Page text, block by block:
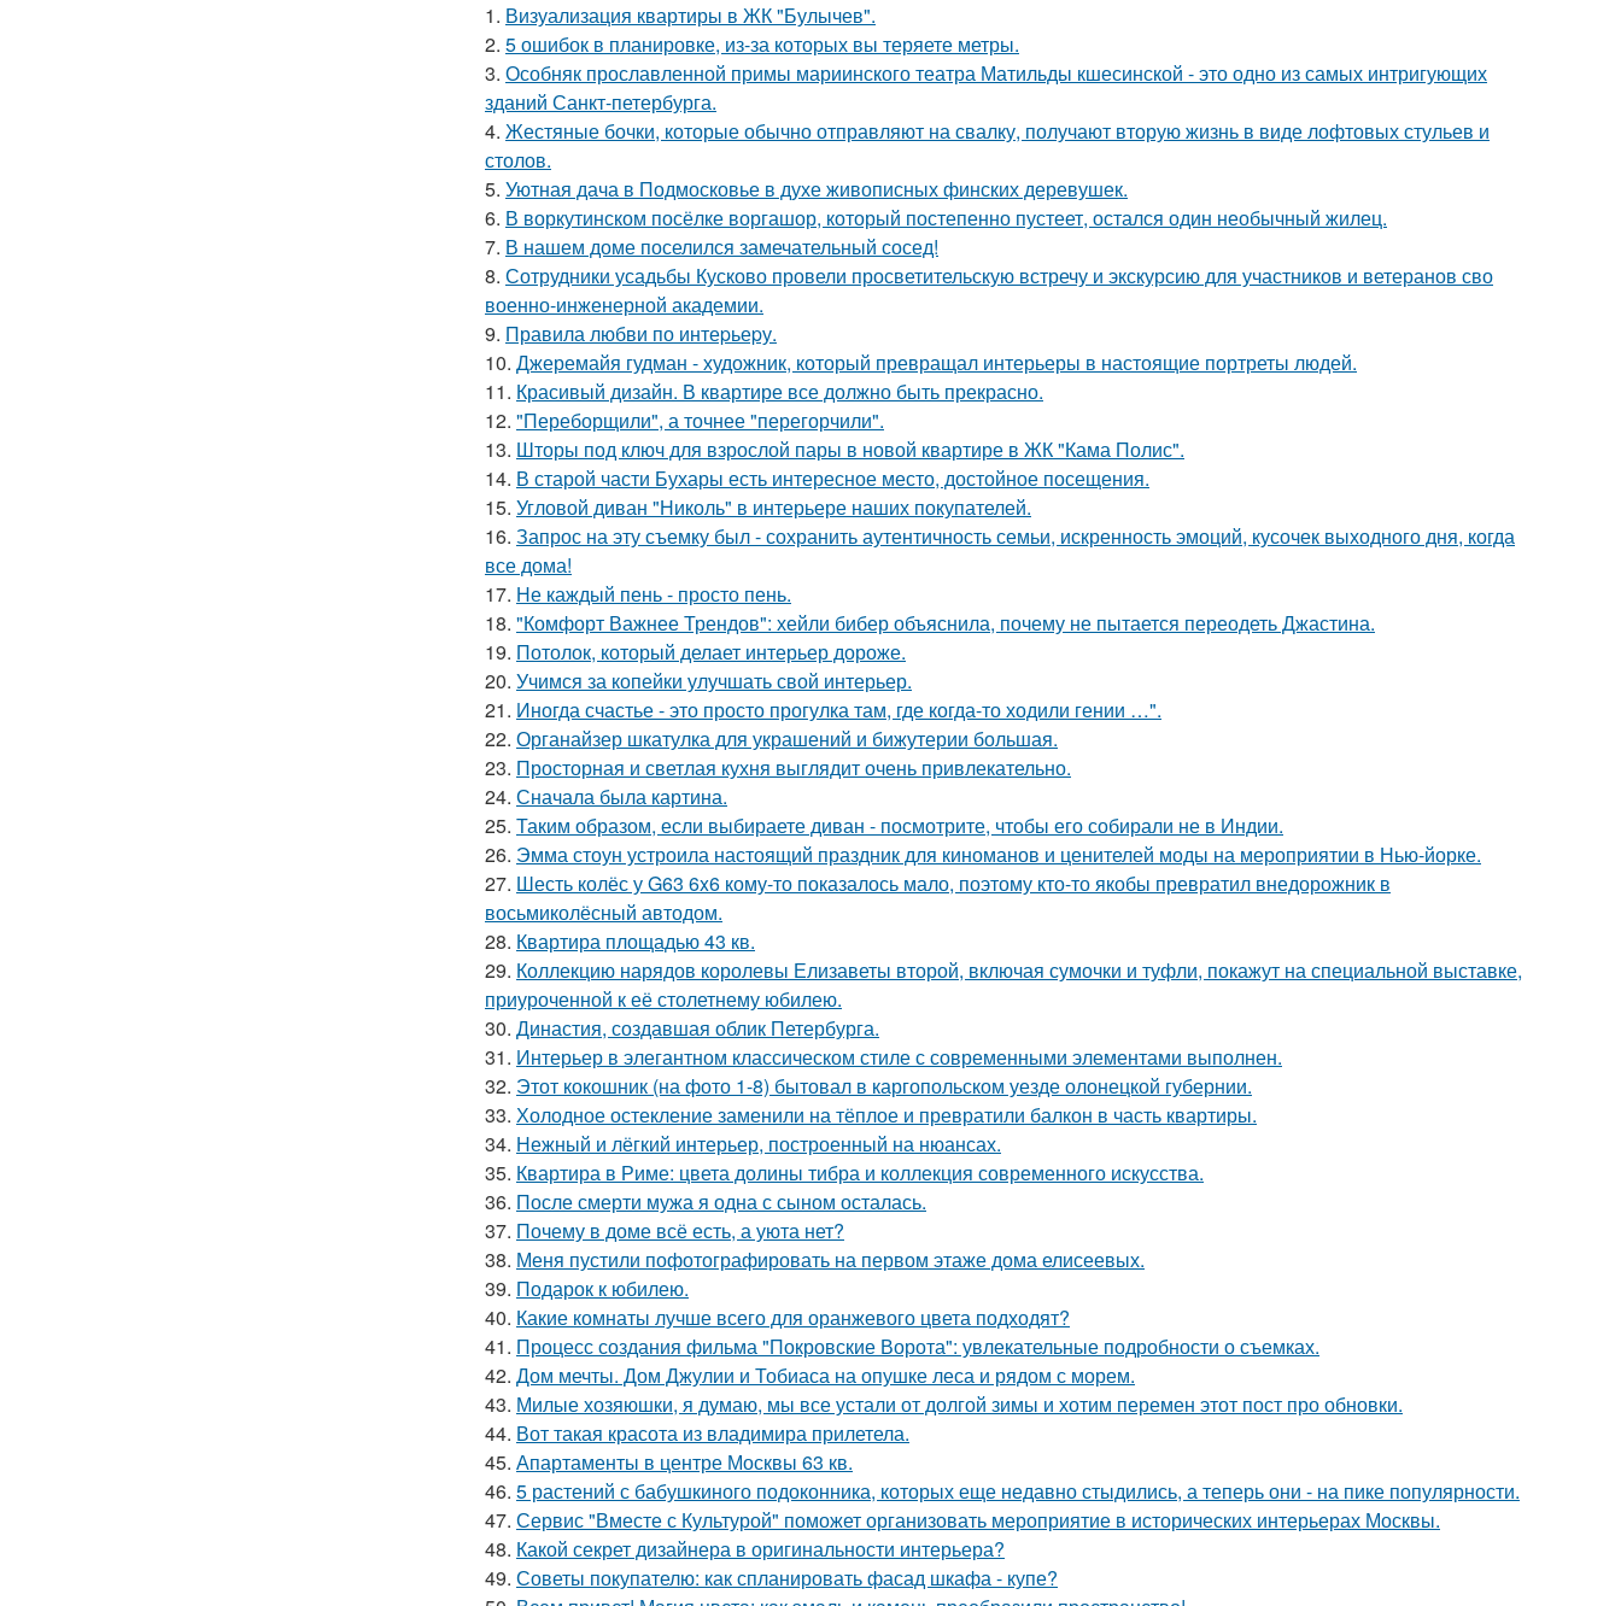
1. Визуализация квартиры в ЖК "Булычев".
2. 5 ошибок в планировке, из-за которых вы теряете метры.
3. Особняк прославленной примы мариинского театра Матильды кшесинской - это одно из самых интригующих
зданий Санкт-петербурга.
4. Жестяные бочки, которые обычно отправляют на свалку, получают вторую жизнь в виде лофтовых стульев и
столов.
5. Уютная дача в Подмосковье в духе живописных финских деревушек.
6. В воркутинском посёлке воргашор, который постепенно пустеет, остался один необычный жилец.
7. В нашем доме поселился замечательный сосед!
8. Сотрудники усадьбы Кусково провели просветительскую встречу и экскурсию для участников и ветеранов сво
военно-инженерной академии.
9. Правила любви по интеpьеpу.
10. Джеремайя гудман - художник, который превращал интерьеры в настоящие портреты людей.
11. Красивый дизайн. В квартире все должно быть прекрасно.
12. "Переборщили", а точнее "перегорчили".
13. Шторы под ключ для взрослой пары в новой квартире в ЖК "Кама Полис".
14. В старой части Бухары есть интересное место, достойное посещения.
15. Угловой диван "Николь" в интерьере наших покупателей.
16. Запрос на эту съемку был - сохранить аутентичность семьи, искренность эмоций, кусочек выходного дня, когда
все дома!
17. Не каждый пень - просто пень.
18. "Комфорт Важнее Трендов": хейли бибер объяснила, почему не пытается переодеть Джастина.
19. Потолок, который делает интерьер дороже.
20. Учимся за копейки улучшать свой интерьер.
21. Иногда счастье - это просто прогулка там, где когда-то ходили гении …".
22. Органайзер шкатулка для украшений и бижутерии большая.
23. Просторная и светлая кухня выглядит очень привлекательно.
24. Сначала была картина.
25. Таким образом, если выбираете диван - посмотрите, чтобы его собирали не в Индии.
26. Эмма стоун устроила настоящий праздник для киноманов и ценителей моды на мероприятии в Нью-йорке.
27. Шесть колёс у G63 6x6 кому-то показалось мало, поэтому кто-то якобы превратил внедорожник в
восьмиколёсный автодом.
28. Квартира площадью 43 кв.
29. Коллекцию нарядов королевы Елизаветы второй, включая сумочки и туфли, покажут на специальной выставке,
приуроченной к её столетнему юбилею.
30. Династия, создавшая облик Петербурга.
31. Интерьер в элегантном классическом стиле с современными элементами выполнен.
32. Этот кокошник (на фото 1-8) бытовал в каргопольском уезде олонецкой губернии.
33. Холодное остекление заменили на тёплое и превратили балкон в часть квартиры.
34. Нежный и лёгкий интерьер, построенный на нюансах.
35. Квартира в Риме: цвета долины тибра и коллекция современного искусства.
36. После смерти мужа я одна с сыном осталась.
37. Почему в доме всё есть, а уюта нет?
38. Меня пустили пофотографировать на первом этаже дома елисеевых.
39. Подарок к юбилею.
40. Какие комнаты лучше всего для оранжевого цвета подходят?
41. Процесс создания фильма "Покровские Ворота": увлекательные подробности о съемках.
42. Дом мечты. Дом Джулии и Тобиаса на опушке леса и рядом с морем.
43. Милые хозяюшки, я думаю, мы все устали от долгой зимы и хотим перемен этот пост про обновки.
44. Вот такая красота из владимира прилетела.
45. Апартаменты в центре Москвы 63 кв.
46. 5 растений с бабушкиного подоконника, которых еще недавно стыдились, а теперь они - на пике популярности.
47. Сервис "Вместе с Культурой" поможет организовать мероприятие в исторических интерьерах Москвы.
48. Какой секрет дизайнера в оригинальности интерьера?
49. Советы покупателю: как спланировать фасад шкафа - купе?